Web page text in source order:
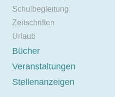
Schulbegleitung
Zeitschriften
Urlaub
Bücher
Veranstaltungen
Stellenanzeigen